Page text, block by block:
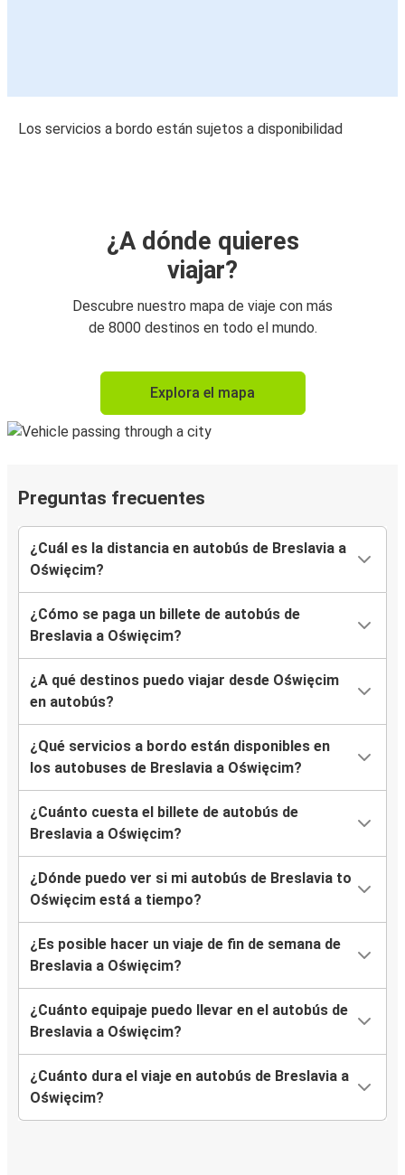
Los servicios a bordo están sujetos a disponibilidad
¿A dónde quieres
viajar?
Descubre nuestro mapa de viaje con más
de 8000 destinos en todo el mundo.
Explora el mapa
Preguntas frecuentes
¿Cuál es la distancia en autobús de Breslavia a
Oświęcim?
¿Cómo se paga un billete de autobús de
Breslavia a Oświęcim?
¿A qué destinos puedo viajar desde Oświęcim
en autobús?
¿Qué servicios a bordo están disponibles en
los autobuses de Breslavia a Oświęcim?
¿Cuánto cuesta el billete de autobús de
Breslavia a Oświęcim?
¿Dónde puedo ver si mi autobús de Breslavia to
Oświęcim está a tiempo?
¿Es posible hacer un viaje de fin de semana de
Breslavia a Oświęcim?
¿Cuánto equipaje puedo llevar en el autobús de
Breslavia a Oświęcim?
¿Cuánto dura el viaje en autobús de Breslavia a
Oświęcim?